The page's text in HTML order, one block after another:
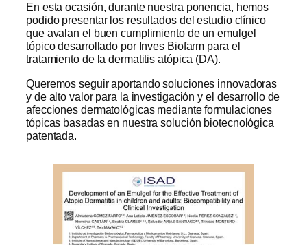
En esta ocasión, durante nuestra ponencia, hemos
podido presentar los resultados del estudio clínico
que avalan el buen cumplimiento de un emulgel
tópico desarrollado por Inves Biofarm para el
tratamiento de la dermatitis atópica (DA).
Queremos seguir aportando soluciones innovadoras
y de alto valor para la investigación y el desarrollo de
afecciones dermatológicas mediante formulaciones
tópicas basadas en nuestra solución biotecnológica
patentada.